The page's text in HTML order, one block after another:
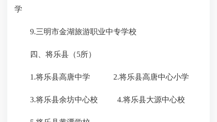
学
9.三明市金湖旅游职业中专学校
四、将乐县（5所）
1.将乐县高唐中学 2.将乐县高唐中心小学
3.将乐县余坊中心校 4.将乐县大源中心校